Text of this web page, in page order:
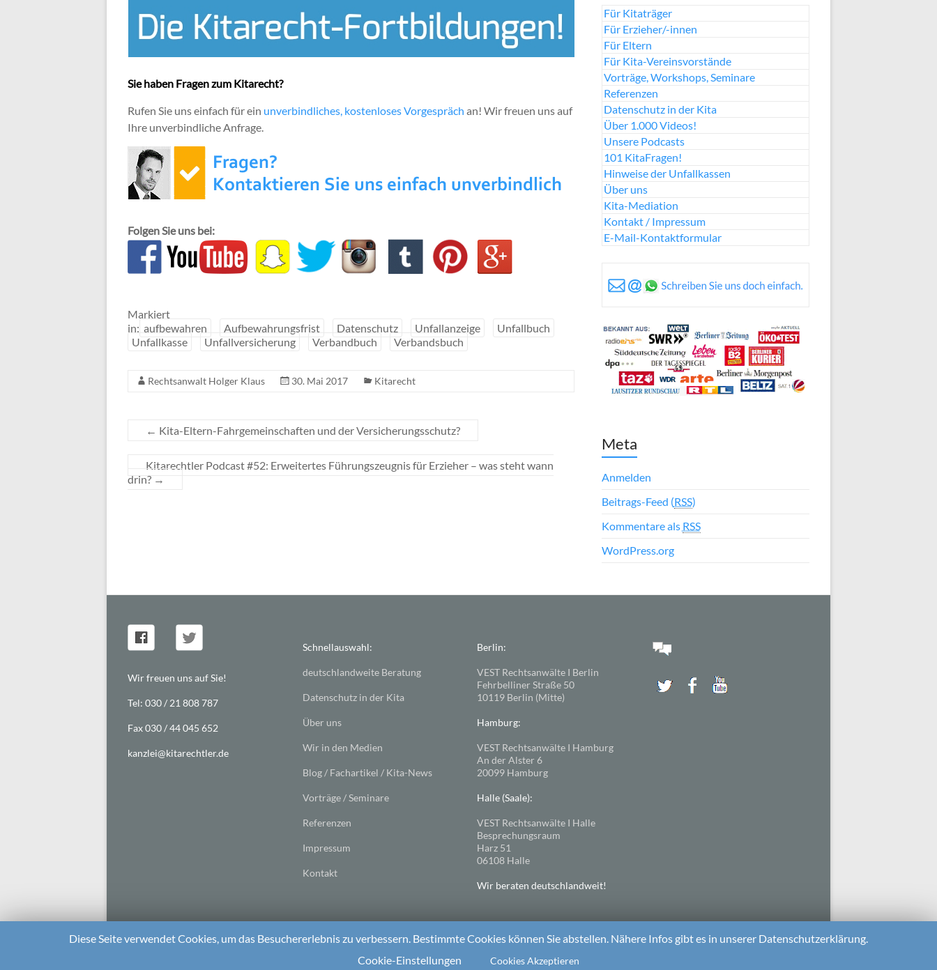
Sie haben Fragen zum Kitarecht?
Rufen Sie uns einfach für ein unverbindliches, kostenloses Vorgespräch an! Wir freuen uns auf
Ihre unverbindliche Anfrage.
Folgen Sie uns bei:
Markiert
in: aufbewahren Aufbewahrungsfrist Datenschutz Unfallanzeige
Unfallbuch
Unfallkasse
Unfallversicherung Verbandbuch Verbandsbuch
Rechtsanwalt Holger Klaus 30. Mai 2017 Kitarecht
← Kita-Eltern-Fahrgemeinschaften und der Versicherungsschutz?
Kitarechtler Podcast #52: Erweitertes Führungszeugnis für Erzieher – was steht wann
drin? →
Für Kitaträger
Für Erzieher/-innen
Für Eltern
Für Kita-Vereinsvorstände
Vorträge, Workshops, Seminare
Referenzen
Datenschutz in der Kita
Über 1.000 Videos!
Unsere Podcasts
101 KitaFragen!
Hinweise der Unfallkassen
Über uns
Kita-Mediation
Kontakt / Impressum
E-Mail-Kontaktformular
Meta
Anmelden
Beitrags-Feed (RSS)
Kommentare als RSS
WordPress.org
Wir freuen uns auf Sie!
Tel: 030 / 21 808 787
Fax 030 / 44 045 652
kanzlei@kitarechtler.de
Schnellauswahl:
deutschlandweite Beratung
Datenschutz in der Kita
Über uns
Wir in den Medien
Blog / Fachartikel / Kita-News
Vorträge / Seminare
Referenzen
Impressum
Kontakt
Berlin:
VEST Rechtsanwälte I Berlin
Fehrbelliner Straße 50
10119 Berlin (Mitte)
Hamburg:
VEST Rechtsanwälte I Hamburg
An der Alster 6
20099 Hamburg
Halle (Saale):
VEST Rechtsanwälte I Halle
Besprechungsraum
Harz 51
06108 Halle
Wir beraten deutschlandweit!
Diese Seite verwendet Cookies, um das Besuchererlebnis zu verbessern. Bestimmte Cookies können Sie abstellen. Nähere Infos gibt es in unserer Datenschutzerklärung.
Cookie-Einstellungen
Cookies Akzeptieren